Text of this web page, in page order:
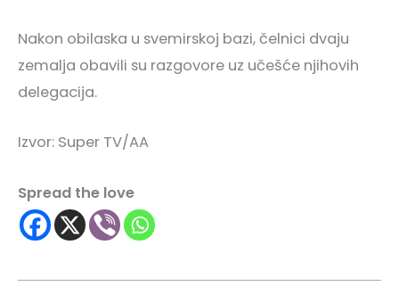
Nakon obilaska u svemirskoj bazi, čelnici dvaju
zemalja obavili su razgovore uz učešće njihovih
delegacija.
Izvor: Super TV/AA
Spread the love